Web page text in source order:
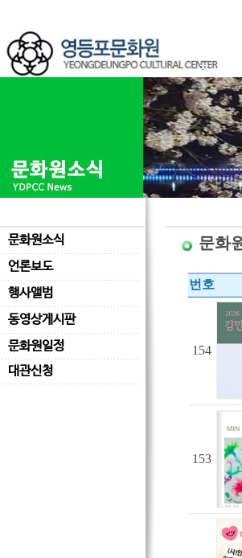
문화원소식
언론보도
행사앨범
동영상게시판
문화원일정
대관신청
문화
번호
154
153